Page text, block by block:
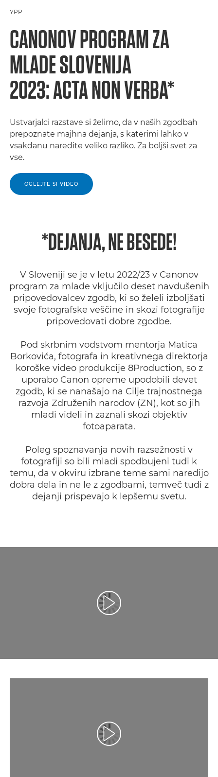
YPP
CANONOV PROGRAM ZA
MLADE SLOVENIJA
2023: ACTA NON VERBA*
Ustvarjalci razstave si želimo, da v naših zgodbah
prepoznate majhna dejanja, s katerimi lahko v
vsakdanu naredite veliko razliko. Za boljši svet za
vse.
OGLEJTE SI VIDEO
*DEJANJA, NE BESEDE!
V Sloveniji se je v letu 2022/23 v Canonov
program za mlade vključilo deset navdušenih
pripovedovalcev zgodb, ki so želeli izboljšati
svoje fotografske veščine in skozi fotografije
pripovedovati dobre zgodbe.
Pod skrbnim vodstvom mentorja Matica
Borkovića, fotografa in kreativnega direktorja
koroške video produkcije 8Production, so z
uporabo Canon opreme upodobili devet
zgodb, ki se nanašajo na Cilje trajnostnega
razvoja Združenih narodov (ZN), kot so jih
mladi videli in zaznali skozi objektiv
fotoaparata.
Poleg spoznavanja novih razsežnosti v
fotografiji so bili mladi spodbujeni tudi k
temu, da v okviru izbrane teme sami naredijo
dobra dela in ne le z zgodbami, temveč tudi z
dejanji prispevajo k lepšemu svetu.
Predvajaj videoposnetek
Predvajaj videoposnetek